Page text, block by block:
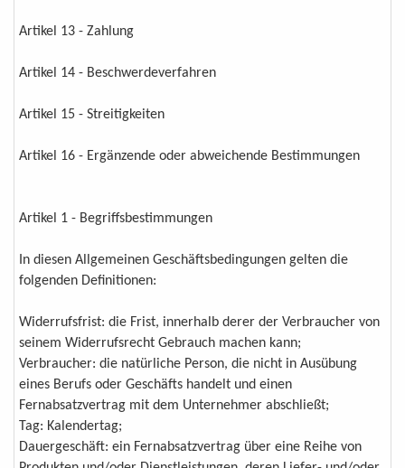
Artikel 13 - Zahlung
Artikel 14 - Beschwerdeverfahren
Artikel 15 - Streitigkeiten
Artikel 16 - Ergänzende oder abweichende Bestimmungen
Artikel 1 - Begriffsbestimmungen
In diesen Allgemeinen Geschäftsbedingungen gelten die
folgenden Definitionen:
Widerrufsfrist: die Frist, innerhalb derer der Verbraucher von
seinem Widerrufsrecht Gebrauch machen kann;
Verbraucher: die natürliche Person, die nicht in Ausübung
eines Berufs oder Geschäfts handelt und einen
Fernabsatzvertrag mit dem Unternehmer abschließt;
Tag: Kalendertag;
Dauergeschäft: ein Fernabsatzvertrag über eine Reihe von